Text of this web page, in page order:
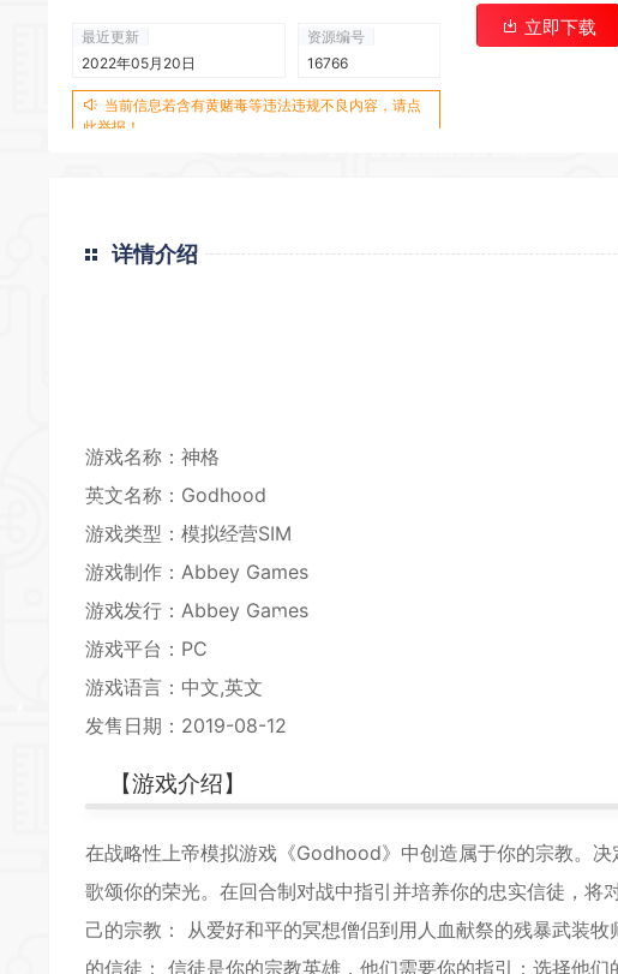
最近更新
2022年05月20日
资源编号
16766
当前信息若含有黄赌毒等违法违规不良内容，请点
此举报！
立即下载
详情介绍
游戏名称：神格
英文名称：Godhood
游戏类型： 模拟经营SIM
游戏制作：Abbey Games
游戏发行：Abbey Games
游戏平台：PC
游戏语言：中文,英文
发售日期：2019-08-12
【游戏介绍】
在战略性上帝模拟游戏《Godhood》中创造属于你的宗教。
歌颂你的荣光。在回合制对战中指引并培养你的忠实信徒，
己的宗教： 从爱好和平的冥想僧侣到用人血献祭的残暴武装
的信徒： 信徒是你的宗教英雄，他们需要你的指引：选择他
*
*
*
*